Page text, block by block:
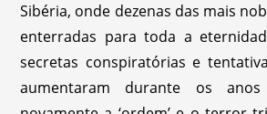
Sibéria, onde dezenas das mais
enterradas para toda a
secretas conspiratórias e
aumentaram durante os